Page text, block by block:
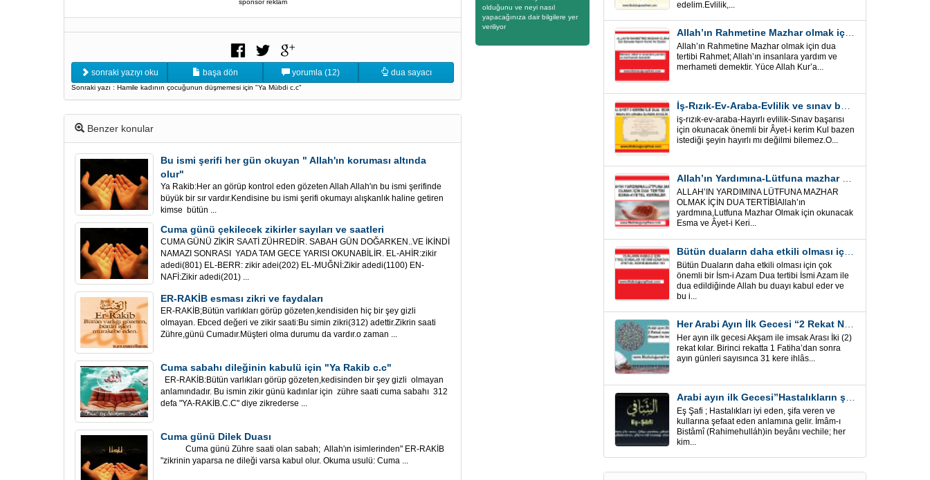
sponsor reklam
sonraki yazıyı oku başa dön yorumla (12) dua sayacı
Sonraki yazı : Hamile kadının çocuğunun düşmemesi için "Ya Mübdi c.c"
Benzer konular
Bu ismi şerifi her gün okuyan " Allah'ın koruması altında
olur"
Ya Rakib:Her an görüp kontrol eden gözeten Allah Allah'ın bu ismi şerifinde
büyük bir sır vardır.Kendisine bu ismi şerifi okumayı alışkanlık haline getiren
kimse bütün ...
Cuma günü çekilecek zikirler sayıları ve saatleri
CUMA GÜNÜ ZİKİR SAATİ ZÜHREDİR. SABAH GÜN DOĞARKEN..VE İKİNDİ
NAMAZI SONRASI YADA TAM GECE YARISI OKUNABİLİR. EL-AHİR:zikir
adedi(801) EL-BERR: zikir adei(202) EL-MUĞNİ:Zikir adedi(1100) EN-
NAFİ:Zikir adedi(201) ...
ER-RAKİB esması zikri ve faydaları
ER-RAKİB;Bütün varlıkları görüp gözeten,kendisiden hiç bir şey gizli
olmayan. Ebced değeri ve zikir saati:Bu simin zikri(312) adettir.Zikrin saati
Zühre,günü Cumadır.Müşteri olma durumu da vardır.o zaman ...
Cuma sabahı dileğinin kabulü için "Ya Rakib c.c"
ER-RAKİB:Bütün varlıkları görüp gözeten,kedisinden bir şey gizli olmayan
anlamındadır. Bu ismin zikir günü kadınlar için zühre saati cuma sabahı 312
defa "YA-RAKİB.C.C" diye zikrederse ...
Cuma günü Dilek Duası
Cuma günü Zühre saati olan sabah; Allah'ın isimlerinden" ER-RAKİB
"zikrinin yaparsa ne dileği varsa kabul olur. Okuma usulü: Cuma ...
olduğunu ve neyi nasıl
yapacağınıza dair bilgilere yer
veriliyor
edelim.Evlilik,...
Allah’ın Rahmetine Mazhar olmak için ” Esmalar-Ayet ve Dualar”
Allah’ın Rahmetine Mazhar olmak için dua
tertibi Rahmet; Allah’ın insanlara yardım ve
merhameti demektir. Yüce Allah Kur’a...
iş-rızık-ev-araba-Hayırlı evlilik-Sınav başarısı
için okunacak önemli bir Âyet-i kerim Kul bazen
istediği şeyin hayırlı mı değilmi bilemez.O...
ALLAH’IN YARDIMINA LÜTFUNA MAZHAR
OLMAK İÇİN DUA TERTİBİAllah’ın
yardmına,Lutfuna Mazhar Olmak için okunacak
Esma ve Âyet-i Keri...
Bütün duaların daha etkili olması için önemli bir İsm-i Azam Dua Tertibi
Bütün Duaların daha etkili olması için çok
önemli bir İsm-i Azam Dua tertibi İsmi Azam ile
dua edildiğinde Allah bu duayı kabul eder ve
bu i...
Her Arabi Ayın İlk Gecesi “2 Rekat Namaz” O Ay tüm belalardan kurtuluş
Her ayın ilk gecesi Akşam ile imsak Arası İki (2)
rekat kılar. Birinci rekatta 1 Fatiha’dan sonra
ayın günleri sayısınca 31 kere ihlâs...
Arabi ayın ilk Gecesi”Hastalıkların şifa için” Eş-Şafi
Eş Şafi ; Hastalıkları iyi eden, şifa veren ve
kullarına şefaat eden anlamına gelir. İmâm-ı
Bistâmî (Rahimehulláh)in beyânı vechile; her
kim...